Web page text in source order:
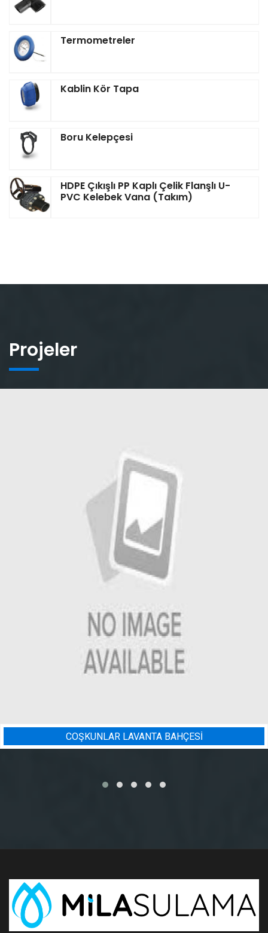
Termometreler
Kablin Kör Tapa
Boru Kelepçesi
HDPE Çıkışlı PP Kaplı Çelik Flanşlı U-
PVC Kelebek Vana (Takım)
Projeler
BADEM BAHÇESI